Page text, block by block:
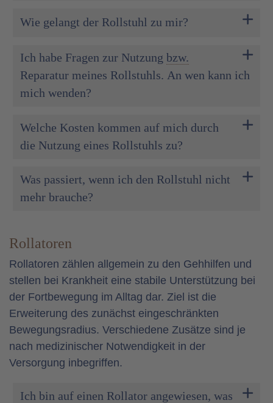
Wie gelangt der Rollstuhl zu mir?
Ich habe Fragen zur Nutzung bzw.
Reparatur meines Rollstuhls. An wen kann ich
mich wenden?
Welche Kosten kommen auf mich durch
die Nutzung eines Rollstuhls zu?
Was passiert, wenn ich den Rollstuhl nicht
mehr brauche?
Rollatoren
Rollatoren zählen allgemein zu den Gehhilfen und
stellen bei Krankheit eine stabile Unterstützung bei
der Fortbewegung im Alltag dar. Ziel ist die
Erweiterung des zunächst eingeschränkten
Bewegungsradius. Verschiedene Zusätze sind je
nach medizinischer Notwendigkeit in der
Versorgung inbegriffen.
Ich bin auf einen Rollator angewiesen, was